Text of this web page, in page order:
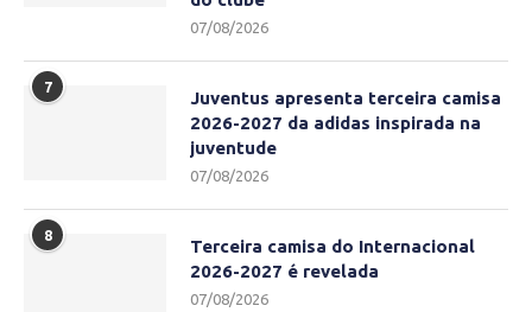
07/08/2026
7
Juventus apresenta terceira camisa
2026-2027 da adidas inspirada na
juventude
07/08/2026
8
Terceira camisa do Internacional
2026-2027 é revelada
07/08/2026